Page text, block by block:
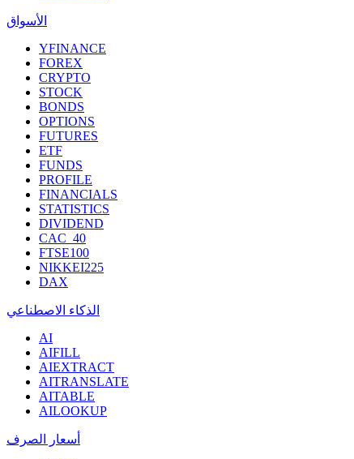
الأسواق
YFINANCE
FOREX
CRYPTO
STOCK
BONDS
OPTIONS
FUTURES
ETF
FUNDS
PROFILE
FINANCIALS
STATISTICS
DIVIDEND
CAC_40
FTSE100
NIKKEI225
DAX
الذكاء الاصطناعي
AI
AIFILL
AIEXTRACT
AITRANSLATE
AITABLE
AILOOKUP
أسعار الصرف